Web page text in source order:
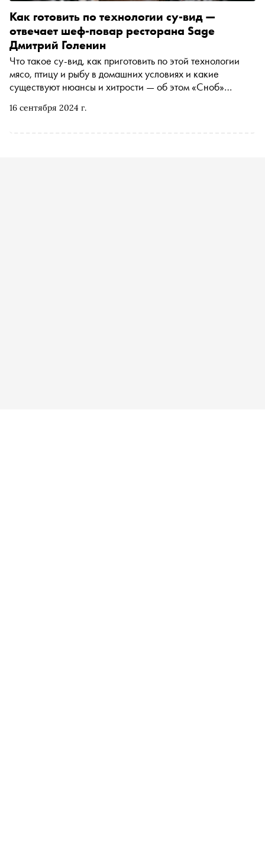
16 сентября 2024 г.
Как готовить по технологии су-вид —
отвечает шеф-повар ресторана Sage
Дмитрий Голенин
Что такое су-вид, как приготовить по этой технологии
мясо, птицу и рыбу в домашних условиях и какие
существуют нюансы и хитрости — об этом «Сноб»
Sage